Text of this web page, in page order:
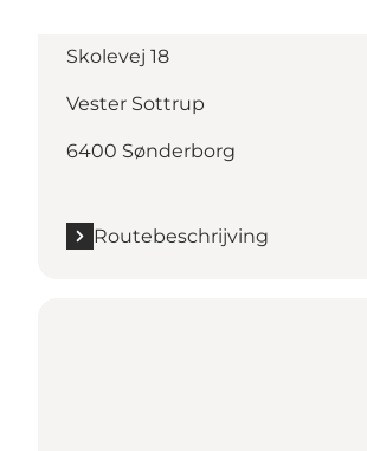
Skolevej 18
Vester Sottrup
6400 Sønderborg
Routebeschrijving